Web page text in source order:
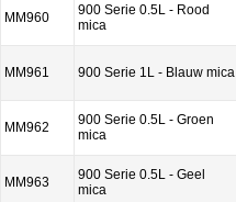
MM960
900 Serie 0.5L - Rood
mica
MM961 900 Serie 1L - Blauw mica
MM962
900 Serie 0.5L - Groen
mica
MM963
900 Serie 0.5L - Geel
mica